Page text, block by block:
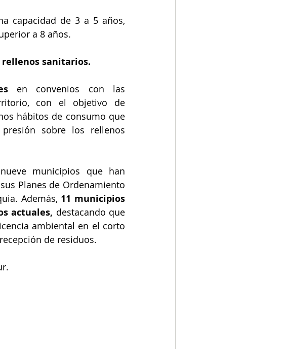
capacidad de 3 a 5 años,
a 8 años.
sanitarios.
en convenios con las
con el objetivo de
hábitos de consumo que
sobre los rellenos
municipios que han
Planes de Ordenamiento
Además, 11 municipios
actuales, destacando que
ambiental en el corto
de residuos.